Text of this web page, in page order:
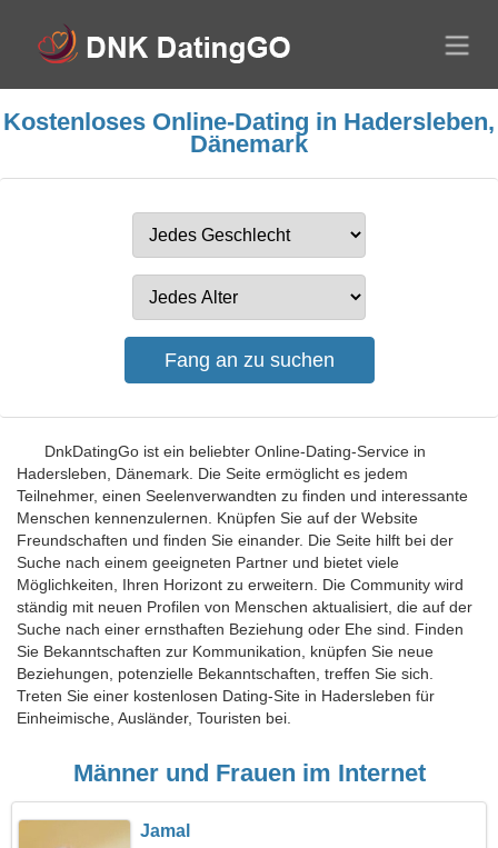
Kostenloses Online-Dating in Hadersleben,
Dänemark
DnkDatingGo ist ein beliebter Online-Dating-Service in
Hadersleben, Dänemark. Die Seite ermöglicht es jedem
Teilnehmer, einen Seelenverwandten zu finden und interessante
Menschen kennenzulernen. Knüpfen Sie auf der Website
Freundschaften und finden Sie einander. Die Seite hilft bei der
Suche nach einem geeigneten Partner und bietet viele
Möglichkeiten, Ihren Horizont zu erweitern. Die Community wird
ständig mit neuen Profilen von Menschen aktualisiert, die auf der
Suche nach einer ernsthaften Beziehung oder Ehe sind. Finden
Sie Bekanntschaften zur Kommunikation, knüpfen Sie neue
Beziehungen, potenzielle Bekanntschaften, treffen Sie sich.
Treten Sie einer kostenlosen Dating-Site in Hadersleben für
Einheimische, Ausländer, Touristen bei.
Männer und Frauen im Internet
Jamal